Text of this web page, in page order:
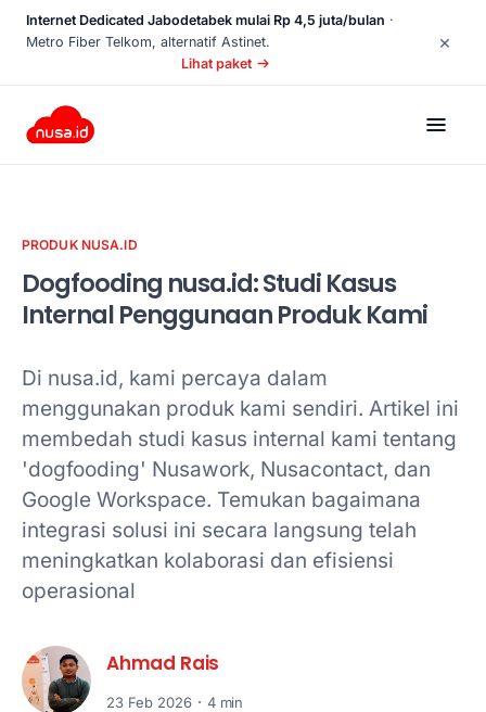
Internet Dedicated Jabodetabek mulai Rp 4,5 juta/bulan ·
Metro Fiber Telkom, alternatif Astinet.
Lihat paket
×
PRODUK NUSA.ID
Dogfooding nusa.id: Studi Kasus
Internal Penggunaan Produk Kami
Di nusa.id, kami percaya dalam
menggunakan produk kami sendiri. Artikel ini
membedah studi kasus internal kami tentang
'dogfooding' Nusawork, Nusacontact, dan
Google Workspace. Temukan bagaimana
integrasi solusi ini secara langsung telah
meningkatkan kolaborasi dan efisiensi
operasional
Ahmad Rais
23 Feb 2026 4 min